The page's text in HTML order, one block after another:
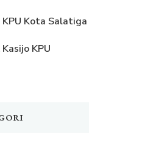
Kota Salatiga
KPU